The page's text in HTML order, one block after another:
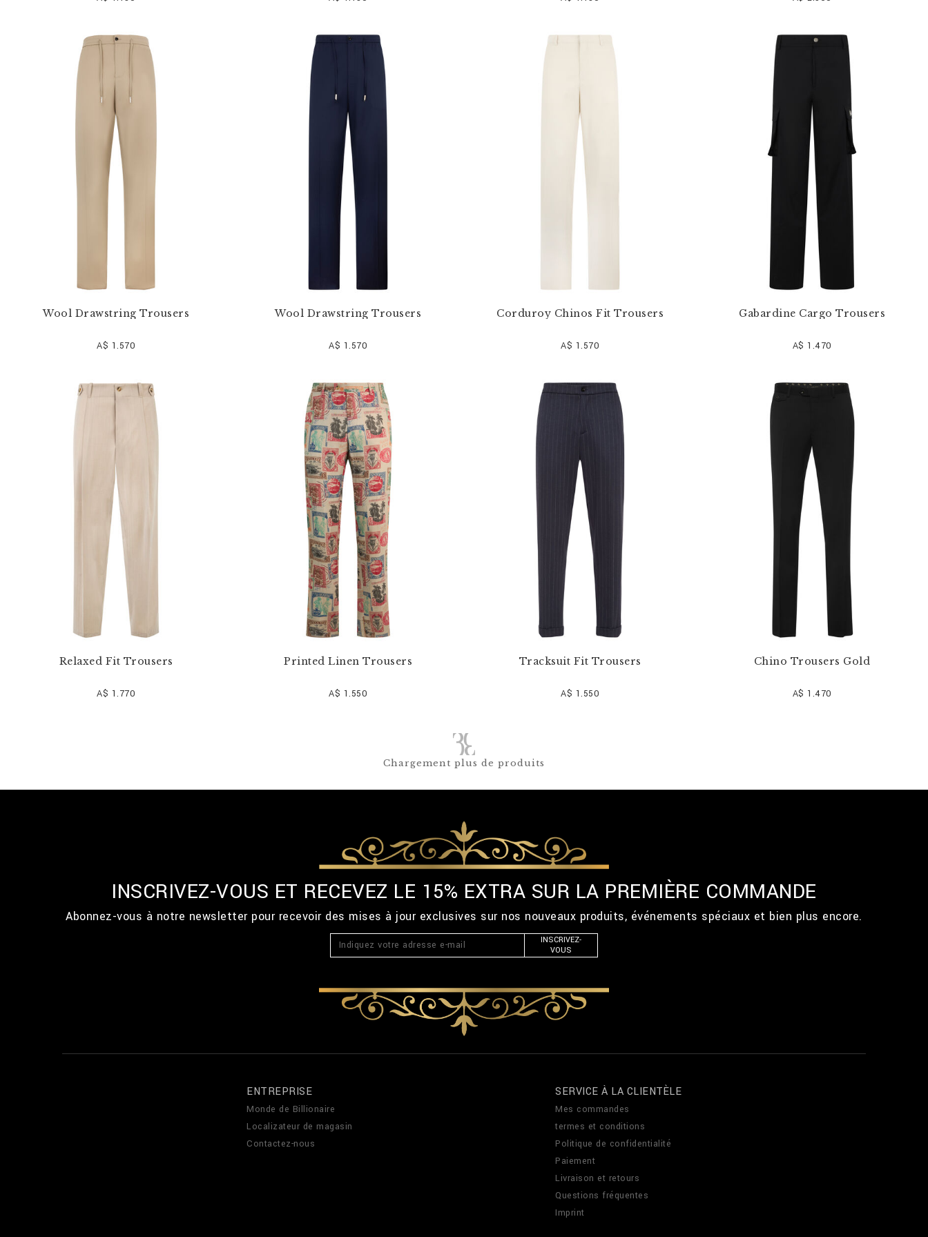
Wool Drawstring Trousers
A$ 1.570
Wool Drawstring Trousers
A$ 1.570
Corduroy Chinos Fit Trousers
A$ 1.570
Gabardine Cargo Trousers
A$ 1.470
Relaxed Fit Trousers
A$ 1.770
Printed Linen Trousers
A$ 1.550
Tracksuit Fit Trousers
A$ 1.550
Chino Trousers Gold
A$ 1.470
Chargement plus de produits
INSCRIVEZ-VOUS ET RECEVEZ LE 15% EXTRA SUR LA PREMIÈRE COMMANDE
Abonnez-vous à notre newsletter pour recevoir des mises à jour exclusives sur nos nouveaux produits, événements spéciaux et bien plus encore.
INSCRIVEZ-
VOUS
ENTREPRISE
Monde de Billionaire
Localizateur de magasin
Contactez-nous
SERVICE À LA CLIENTÈLE
Mes commandes
termes et conditions
Politique de confidentialité
Paiement
Livraison et retours
Questions fréquentes
Imprint